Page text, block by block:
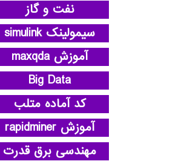
نفت و گاز
سیمولینک simulink
آموزش maxqda
Big Data
کد آماده متلب
آموزش rapidminer
مهندسی برق قدرت